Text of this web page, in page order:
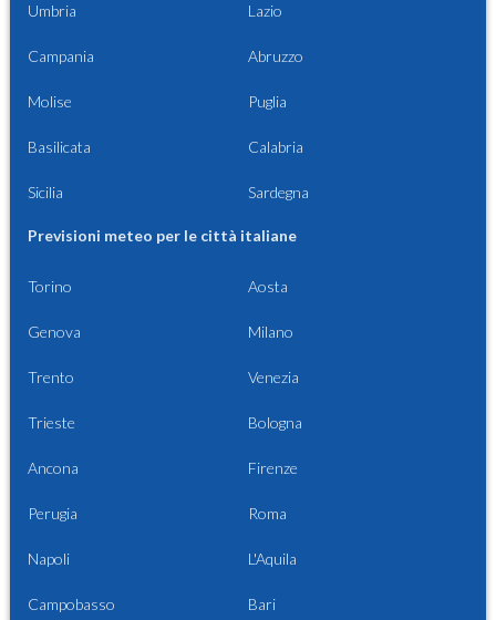
Umbria Lazio
Campania Abruzzo
Molise Puglia
Basilicata Calabria
Sicilia Sardegna
Previsioni meteo per le città italiane
Torino Aosta
Genova Milano
Trento Venezia
Trieste Bologna
Ancona Firenze
Perugia Roma
Napoli L'Aquila
Campobasso Bari